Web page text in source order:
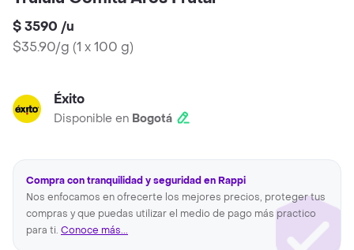
$ 3590 /u
$35.90/g (1 x 100 g)
Éxito
Disponible en Bogotá
Compra con tranquilidad y seguridad en Rappi
Nos enfocamos en ofrecerte los mejores precios, proteger tus
compras y que puedas utilizar el medio de pago más practico
para ti. Conoce más...